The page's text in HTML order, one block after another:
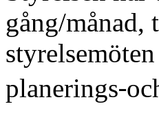
gång/
planerings‐